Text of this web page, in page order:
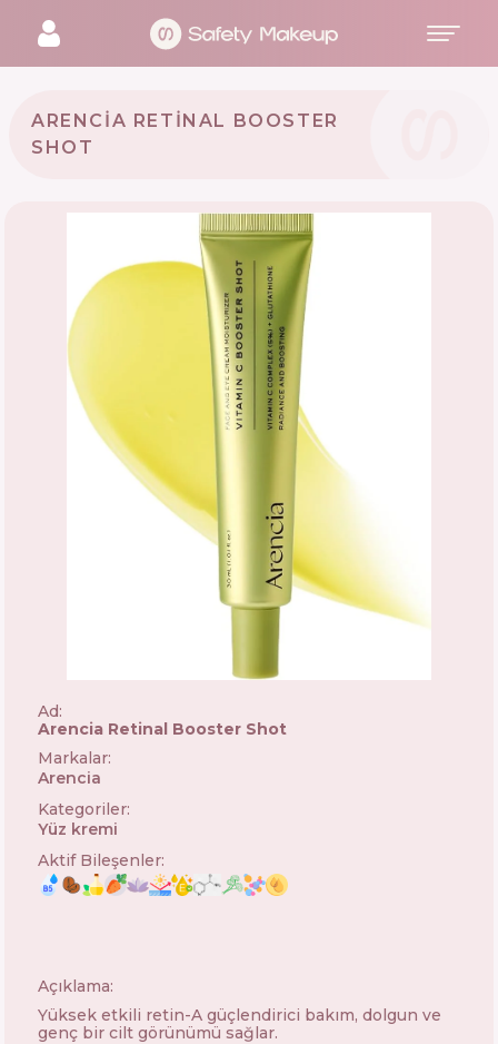
ARENCIA RETINAL BOOSTER
SHOT
Ad:
Arencia Retinal Booster Shot
Markalar:
Arencia
Kategoriler:
Yüz kremi
Aktif Bileşenler:
Açıklama:
Yüksek etkili retin-A güçlendirici bakım, dolgun ve
genç bir cilt görünümü sağlar.